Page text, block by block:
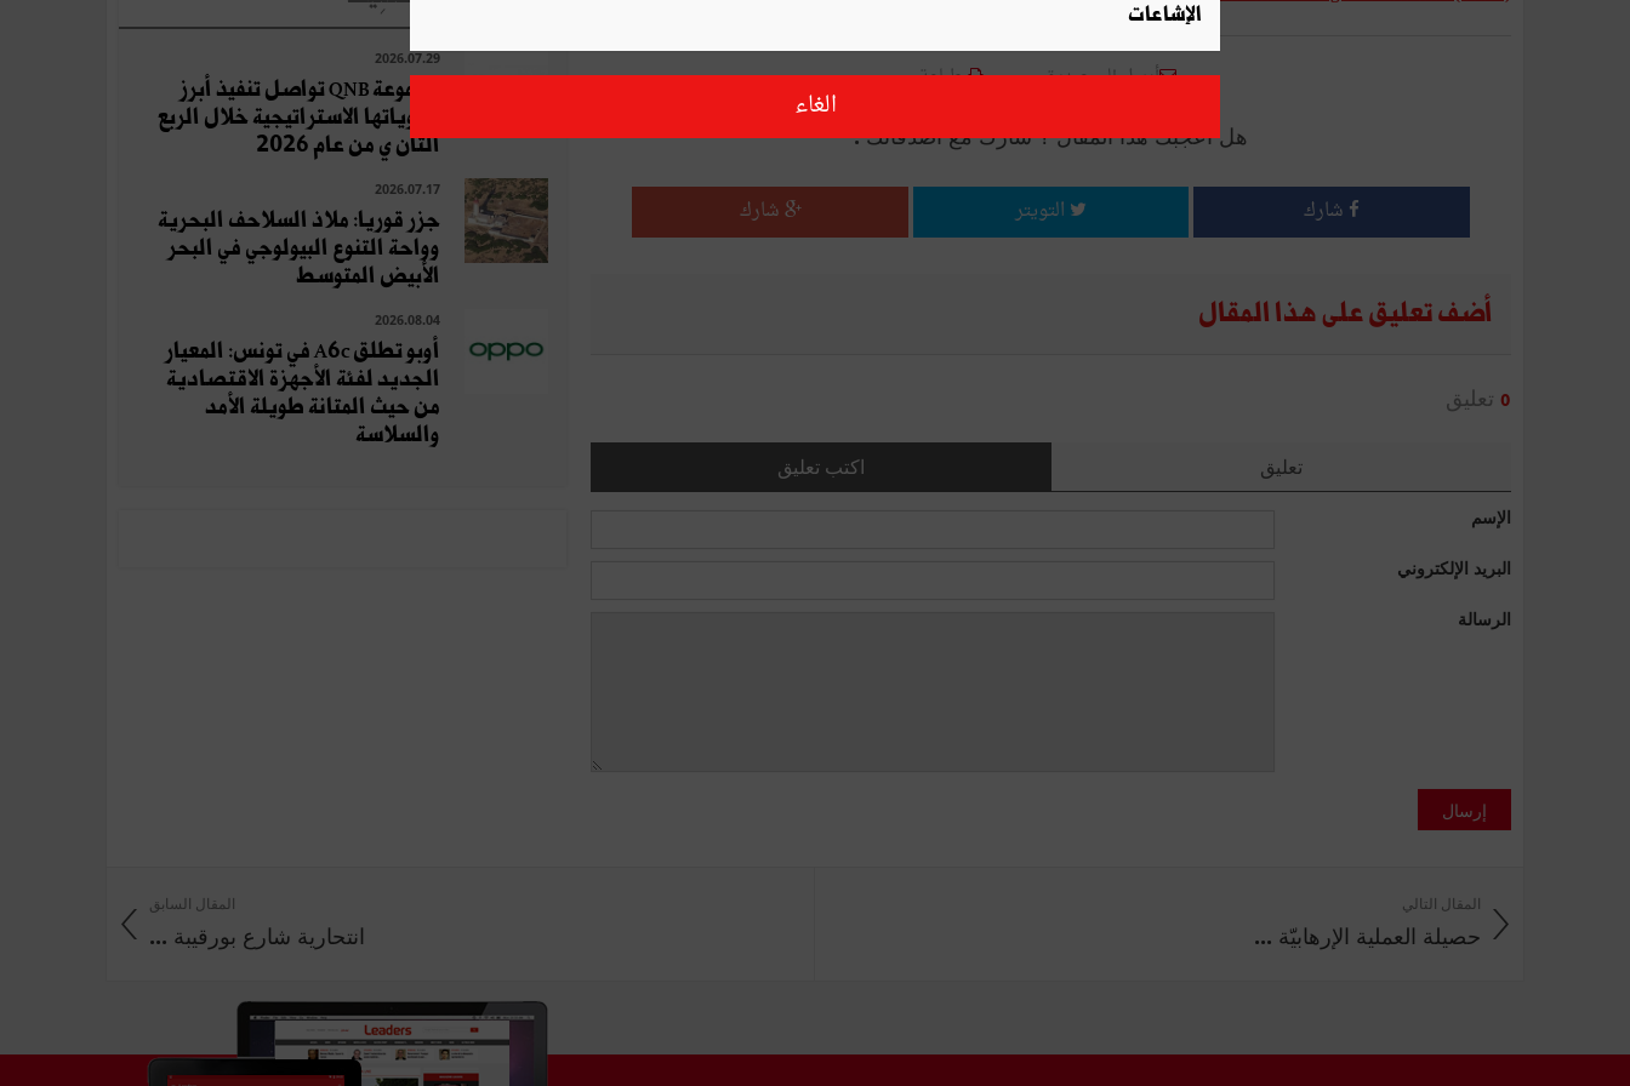
أرسل إلى صديق طباعة
هل أعجبك هذا المقال ؟ شارك مع أصدقائك !
شارك التويتر شارك
أضف تعليق على هذا المقال
0 تعليق
اكتب تعليق تعليق
الإسم
البريد الإلكتروني
الرسالة
إرسال
2026.07.29
مجموعة QNB تواصل تنفيذ أبرز
أولوياتها الاستراتيجية خلال الربع
الثان ي من عام 2026
2026.07.17
جزر قوريا: ملاذ السلاحف البحرية
وواحة التنوع البيولوجي في البحر
الأبيض المتوسط
2026.08.04
أوبو تطلق A6c في تونس: المعيار
الجديد لفئة الأجهزة الاقتصادية
من حيث المتانة طويلة الأمد
والسلاسة
المقال السابق
انتحارية شارع بورقيبة ...
المقال التالي
حصيلة العملية الإرهابيّة ...
الإشاعات
الغاء